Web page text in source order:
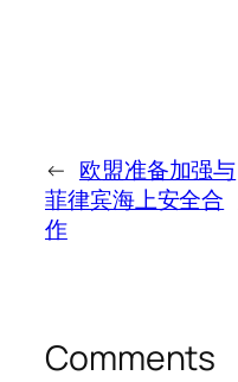
← 欧盟准备加强与
菲律宾海上安全合
作
Comments